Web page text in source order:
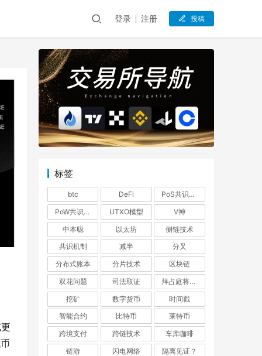
登录 注册 投稿
标签
btc DeFi
PoS共识机制
PoW共识机制
UTXO模型
V神
中本聪
以太坊
侧链技术
共识机制
减半
分叉
分布式账本
分片技术
区块链
双花问题
司法取证
拜占庭将军问题
挖矿
数字货币
时间戳
智能合约
比特币
莱特币
跨境支付
跨链技术
车库咖啡
链游
闪电网络 隔离见证？